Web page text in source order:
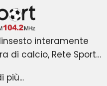
104.2 FM
interamente
di calcio, Rete Sport
uno slogan efficace
che trasmette
più...